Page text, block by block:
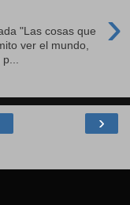
›
"Las cosas que
ver el mundo,
p...
›